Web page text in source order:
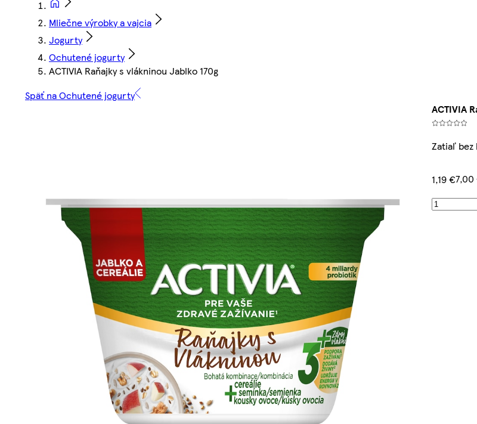
Mliečne výrobky a vajcia
Jogurty
Ochutené jogurty
ACTIVIA Raňajky s vlákninou Jablko 170g
Späť na Ochutené jogurty
ACTIVIA
Zatiaľ bez
1,19 €